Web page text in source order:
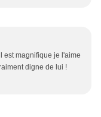
est magnifique je l'aime
digne de lui !